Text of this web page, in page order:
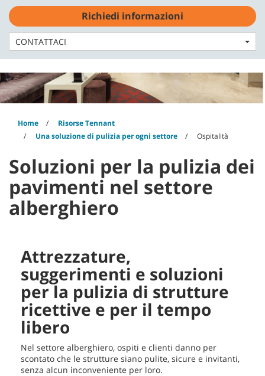
Skip
content
Skip
navigation
menu
Home
Risorse Tennant
Una soluzione di pulizia per ogni settore
Ospitalità
Soluzioni per la pulizia dei
pavimenti nel settore
alberghiero
Attrezzature,
suggerimenti e soluzioni
per la pulizia di strutture
ricettive e per il tempo
libero
Nel settore alberghiero, ospiti e clienti danno per
scontato che le strutture siano pulite, sicure e invitanti,
senza alcun inconveniente per loro.
Richiedi informazioni
CONTATTACI